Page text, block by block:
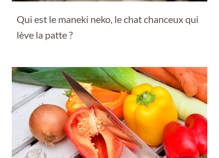
Qui est le maneki neko, le chat chanceux qui
lève la patte ?